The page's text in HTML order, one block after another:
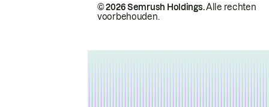
© 2026 Semrush Holdings.Alle rechten
voorbehouden.